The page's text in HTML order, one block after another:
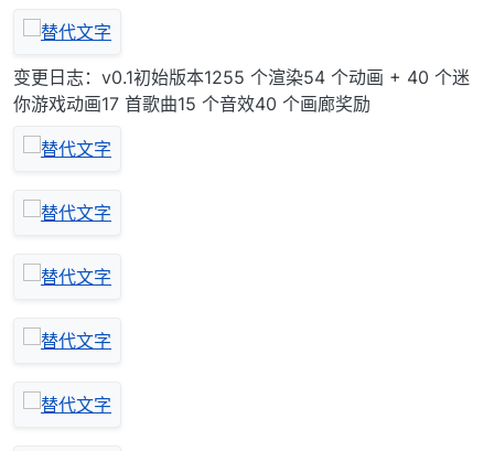
变更日志：v0.1初始版本1255 个渲染54 个动画 + 40 个迷
你游戏动画17​​ 首歌曲15 个音效40 个画廊奖励